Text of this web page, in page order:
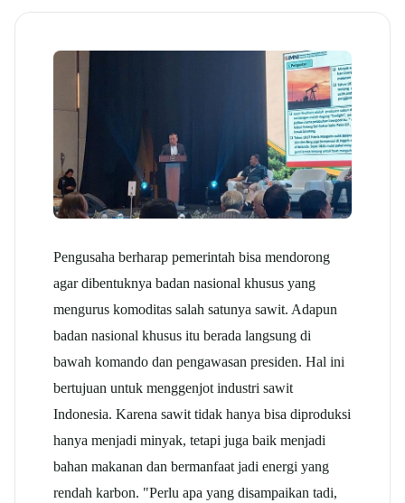
Pengusaha berharap pemerintah bisa mendorong
agar dibentuknya badan nasional khusus yang
mengurus komoditas salah satunya sawit. Adapun
badan nasional khusus itu berada langsung di
bawah komando dan pengawasan presiden. Hal ini
bertujuan untuk menggenjot industri sawit
Indonesia. Karena sawit tidak hanya bisa diproduksi
hanya menjadi minyak, tetapi juga baik menjadi
bahan makanan dan bermanfaat jadi energi yang
rendah karbon. "Perlu apa yang disampaikan tadi,